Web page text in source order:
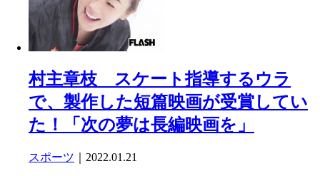
村主章枝 スケート指導するウラ
で、製作した短篇映画が受賞してい
た！「次の夢は長編映画を」
スポーツ ｜2022.01.21